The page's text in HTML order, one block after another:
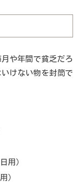
や年間で貧乏だろ
けない物を封筒で
用）
）